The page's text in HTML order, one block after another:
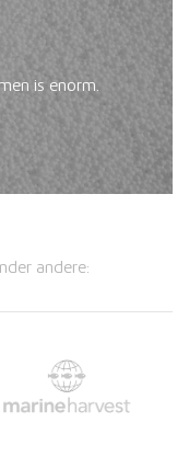
is enorm.
andere: